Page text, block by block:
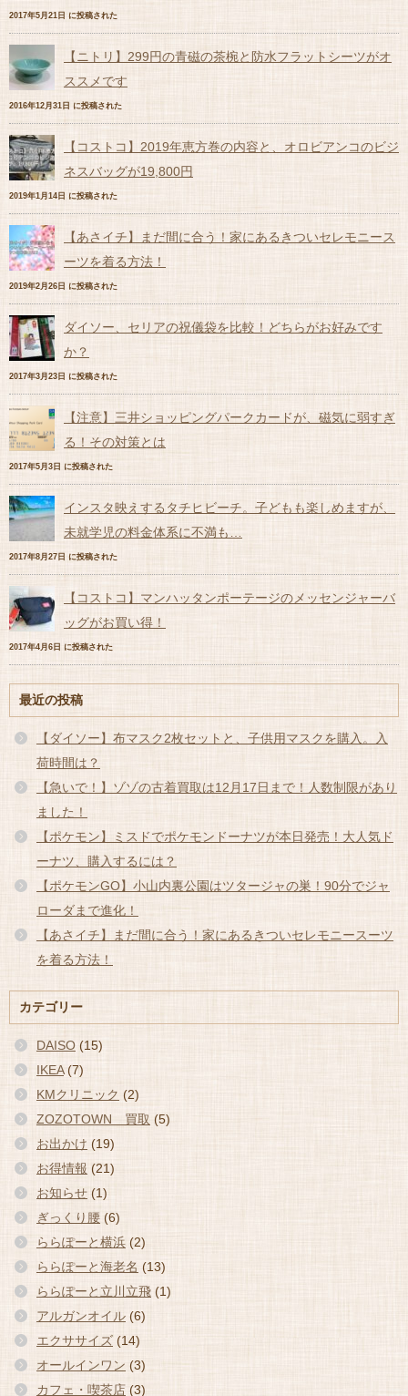
2017年5月21日 に投稿された
【ニトリ】299円の青磁の茶椀と防水フラットシーツがオ
ススメです
2016年12月31日 に投稿された
【コストコ】2019年恵方巻の内容と、オロビアンコのビジ
ネスバッグが19,800円
2019年1月14日 に投稿された
【あさイチ】まだ間に合う！家にあるきついセレモニース
ーツを着る方法！
2019年2月26日 に投稿された
ダイソー、セリアの祝儀袋を比較！どちらがお好みです
か？
2017年3月23日 に投稿された
【注意】三井ショッピングパークカードが、磁気に弱すぎ
る！その対策とは
2017年5月3日 に投稿された
インスタ映えするタチヒビーチ。子どもも楽しめますが、
未就学児の料金体系に不満も…
2017年8月27日 に投稿された
【コストコ】マンハッタンポーテージのメッセンジャーバ
ッグがお買い得！
2017年4月6日 に投稿された
最近の投稿
【ダイソー】布マスク2枚セットと、子供用マスクを購入。入
荷時間は？
【急いで！】ゾゾの古着買取は12月17日まで！人数制限があり
ました！
【ポケモン】ミスドでポケモンドーナツが本日発売！大人気ド
ーナツ、購入するには？
【ポケモンGO】小山内裏公園はツタージャの巣！90分でジャ
ローダまで進化！
【あさイチ】まだ間に合う！家にあるきついセレモニースーツ
を着る方法！
カテゴリー
DAISO (15)
IKEA(7)
KMクリニック (2)
ZOZOTOWN 買取 (5)
お出かけ (19)
お得情報 (21)
お知らせ (1)
ぎっくり腰 (6)
ららぽーと横浜 (2)
ららぽーと海老名 (13)
ららぽーと立川立飛 (1)
アルガンオイル (6)
エクササイズ (14)
オールインワン (3)
カフェ・喫茶店 (3)